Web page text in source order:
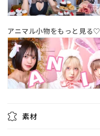
ト
ン】
の
数
量
を
す
ト
ン】
の
数
量
を
アニマル小物をもっと見る♡
素材